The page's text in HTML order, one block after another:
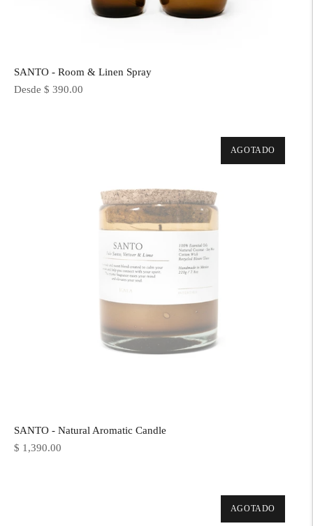
SANTO - Room & Linen Spray
Precio
Desde $ 390.00
AGOTADO
SANTO - Natural Aromatic Candle
Precio
$ 1,390.00
AGOTADO